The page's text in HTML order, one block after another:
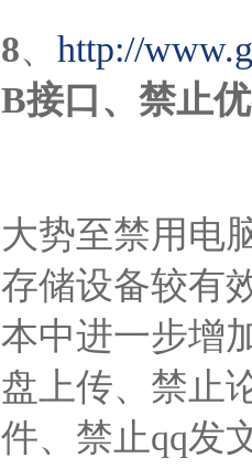
8、 http://
B接口、禁止
大势至禁用电
存储设备较有
本中进一步增
盘上传、禁止
件、禁止qq发